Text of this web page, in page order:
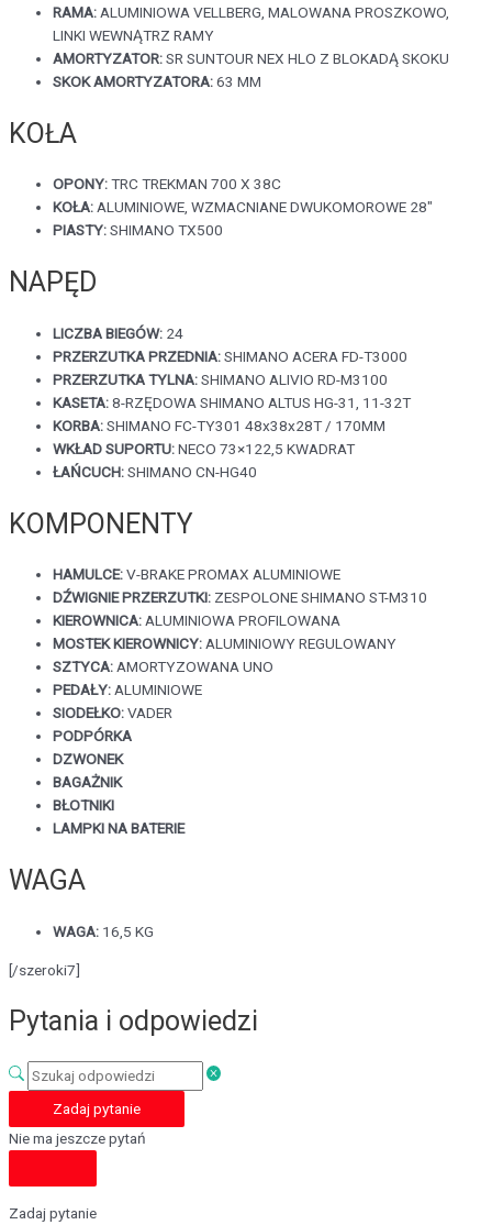
RAMA: ALUMINIOWA VELLBERG, MALOWANA PROSZKOWO,
LINKI WEWNĄTRZ RAMY
AMORTYZATOR:SR SUNTOUR NEX HLO Z BLOKADĄ SKOKU
SKOK AMORTYZATORA:63 MM
KOŁA
OPONY:TRC TREKMAN 700 X 38C
KOŁA:ALUMINIOWE, WZMACNIANE DWUKOMOROWE 28″
PIASTY:SHIMANO TX500
NAPĘD
LICZBA BIEGÓW: 24
PRZERZUTKA PRZEDNIA:SHIMANO ACERA FD-T3000
PRZERZUTKA TYLNA:SHIMANO ALIVIO RD-M3100
KASETA:8-RZĘDOWA SHIMANO ALTUS HG-31, 11-32T
KORBA:SHIMANO FC-TY301 48x38x28T / 170MM
WKŁAD SUPORTU:NECO 73×122,5 KWADRAT
ŁAŃCUCH:SHIMANO CN-HG40
KOMPONENTY
HAMULCE:V-BRAKE PROMAX ALUMINIOWE
DŹWIGNIE PRZERZUTKI: ZESPOLONE SHIMANO ST-M310
KIEROWNICA:ALUMINIOWA PROFILOWANA
MOSTEK KIEROWNICY:ALUMINIOWY REGULOWANY
SZTYCA:AMORTYZOWANA UNO
PEDAŁY:ALUMINIOWE
SIODEŁKO:VADER
PODPÓRKA
DZWONEK
BAGAŻNIK
BŁOTNIKI
LAMPKI NA BATERIE
WAGA
WAGA: 16,5 KG
[/szeroki7]
Pytania i odpowiedzi
Zadaj pytanie
Nie ma jeszcze pytań
Zadaj pytanie